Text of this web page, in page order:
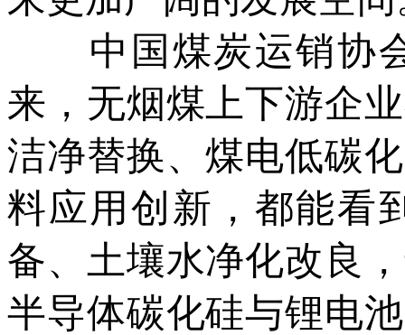
中国煤炭运销协会
来，无烟煤上下游企
洁净替换、煤电低碳
料应用创新，都能看
备、土壤水净化改良
半导体碳化硅与锂电